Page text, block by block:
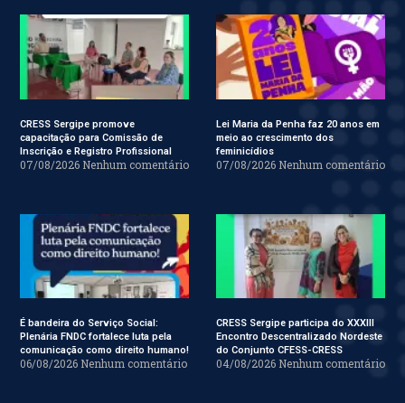
CRESS Sergipe promove
capacitação para Comissão de
Inscrição e Registro Profissional
07/08/2026 Nenhum comentário
Lei Maria da Penha faz 20 anos em
meio ao crescimento dos
feminicídios
07/08/2026 Nenhum comentário
É bandeira do Serviço Social:
Plenária FNDC fortalece luta pela
comunicação como direito humano!
06/08/2026 Nenhum comentário
CRESS Sergipe participa do XXXIII
Encontro Descentralizado Nordeste
do Conjunto CFESS-CRESS
04/08/2026 Nenhum comentário